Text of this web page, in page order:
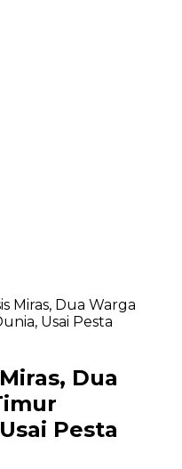
Miras, Dua Warga
Usai Pesta
Dua
Pesta